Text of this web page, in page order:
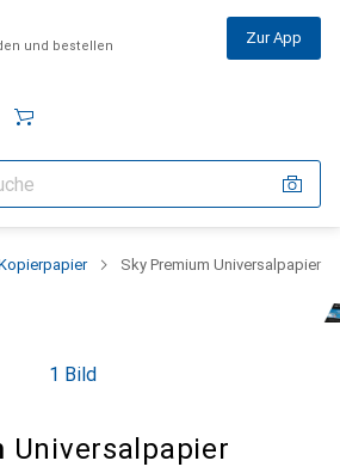
und bestellen Zur App
Sky Premium Universalpapier
1 Bild
Universalpapier